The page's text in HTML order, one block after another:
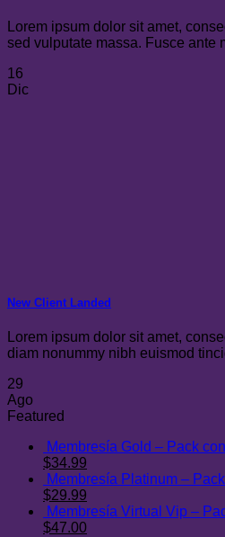
Lorem ipsum dolor sit amet,
sed vulputate massa. Fusce ante
16
Dic
New Client Landed
Lorem ipsum dolor sit amet,
diam nonummy nibh euismod
29
Ago
Featured
Membresía Gold – Pack
El
precio
original
era:
$400.00.
$34.99
precio
es:
$34.99.
Membresía Platinum –
El
precio
original
$29.99
precio
actual
Membresía Virtual Vip –
El
$47.00El